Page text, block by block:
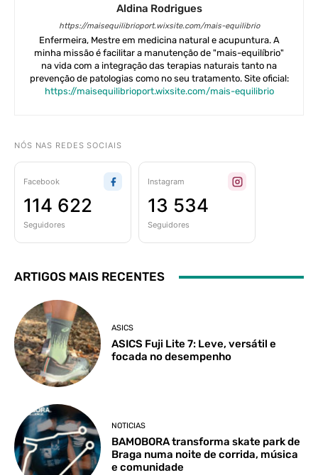
Aldina Rodrigues
https://maisequilibrioport.wixsite.com/mais-equilibrio
Enfermeira, Mestre em medicina natural e acupuntura. A
minha missão é facilitar a manutenção de "mais-equilíbrio"
na vida com a integração das terapias naturais tanto na
prevenção de patologias como no seu tratamento. Site oficial:
https://maisequilibrioport.wixsite.com/mais-equilibrio
NÓS NAS REDES SOCIAIS
Facebook
114 622
Seguidores
Instagram
13 534
Seguidores
ARTIGOS MAIS RECENTES
ASICS
ASICS Fuji Lite 7: Leve, versátil e
focada no desempenho
NOTICIAS
BAMOBORA transforma skate park de
Braga numa noite de corrida, música
e comunidade